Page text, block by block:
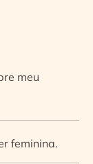
meu
feminina.